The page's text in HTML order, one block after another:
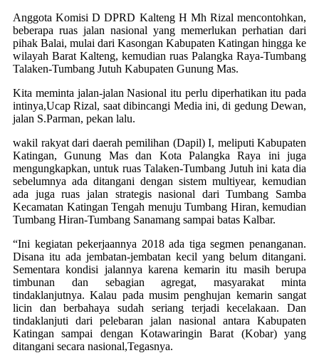
Anggota Komisi D DPRD Kalteng H Mh Rizal mencontohkan,
beberapa ruas jalan nasional yang memerlukan perhatian dari
pihak Balai, mulai dari Kasongan Kabupaten Katingan hingga ke
wilayah Barat Kalteng, kemudian ruas Palangka Raya-Tumbang
Talaken-Tumbang Jutuh Kabupaten Gunung Mas.
Kita meminta jalan-jalan Nasional itu perlu diperhatikan itu pada
intinya,Ucap Rizal, saat dibincangi Media ini, di gedung Dewan,
jalan S.Parman, pekan lalu.
wakil rakyat dari daerah pemilihan (Dapil) I, meliputi Kabupaten
Katingan, Gunung Mas dan Kota Palangka Raya ini juga
mengungkapkan, untuk ruas Talaken-Tumbang Jutuh ini kata dia
sebelumnya ada ditangani dengan sistem multiyear, kemudian
ada juga ruas jalan strategis nasional dari Tumbang Samba
Kecamatan Katingan Tengah menuju Tumbang Hiran, kemudian
Tumbang Hiran-Tumbang Sanamang sampai batas Kalbar.
“Ini kegiatan pekerjaannya 2018 ada tiga segmen penanganan.
Disana itu ada jembatan-jembatan kecil yang belum ditangani.
Sementara kondisi jalannya karena kemarin itu masih berupa
timbunan dan sebagian agregat, masyarakat minta
tindaklanjutnya. Kalau pada musim penghujan kemarin sangat
licin dan berbahaya sudah seriang terjadi kecelakaan. Dan
tindaklanjuti dari pelebaran jalan nasional antara Kabupaten
Katingan sampai dengan Kotawaringin Barat (Kobar) yang
ditangani secara nasional,Tegasnya.